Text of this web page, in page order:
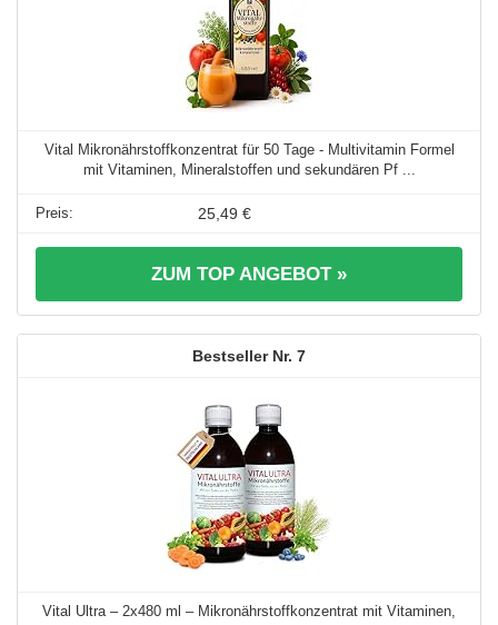
Vital Mikronährstoffkonzentrat für 50 Tage - Multivitamin Formel
mit Vitaminen, Mineralstoffen und sekundären Pf ...
25,49 €
ZUM TOP ANGEBOT »
7
Vital Ultra – 2x480 ml – Mikronährstoffkonzentrat mit Vitaminen,